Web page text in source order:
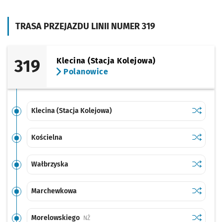
TRASA PRZEJAZDU LINII NUMER 319
319
Klecina (Stacja Kolejowa)
Polanowice
Klecina (Stacja Kolejowa) Sprawdź
Klecina
Kościelna Sprawdź
Wałbrzyska Sprawdź
Marchewkowa Sprawdź
Morelowskiego NŻPrzystanek na życzenie Sprawdź